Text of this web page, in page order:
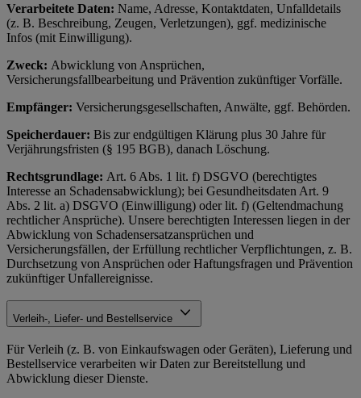
Verarbeitete Daten: Name, Adresse, Kontaktdaten, Unfalldetails
(z. B. Beschreibung, Zeugen, Verletzungen), ggf. medizinische
Infos (mit Einwilligung).
Zweck: Abwicklung von Ansprüchen,
Versicherungsfallbearbeitung und Prävention zukünftiger Vorfälle.
Empfänger: Versicherungsgesellschaften, Anwälte, ggf. Behörden.
Speicherdauer: Bis zur endgültigen Klärung plus 30 Jahre für
Verjährungsfristen (§ 195 BGB), danach Löschung.
Rechtsgrundlage: Art. 6 Abs. 1 lit. f) DSGVO (berechtigtes
Interesse an Schadensabwicklung); bei Gesundheitsdaten Art. 9
Abs. 2 lit. a) DSGVO (Einwilligung) oder lit. f) (Geltendmachung
rechtlicher Ansprüche). Unsere berechtigten Interessen liegen in der
Abwicklung von Schadensersatzansprüchen und
Versicherungsfällen, der Erfüllung rechtlicher Verpflichtungen, z. B.
Durchsetzung von Ansprüchen oder Haftungsfragen und Prävention
zukünftiger Unfallereignisse.
Verleih-, Liefer- und Bestellservice
Für Verleih (z. B. von Einkaufswagen oder Geräten), Lieferung und
Bestellservice verarbeiten wir Daten zur Bereitstellung und
Abwicklung dieser Dienste.